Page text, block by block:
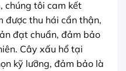
chúng tôi cam kết
được thu hái cẩn thận,
đạt chuẩn, đảm bảo
Cây xấu hổ tại
kỹ lưỡng, đảm bảo là